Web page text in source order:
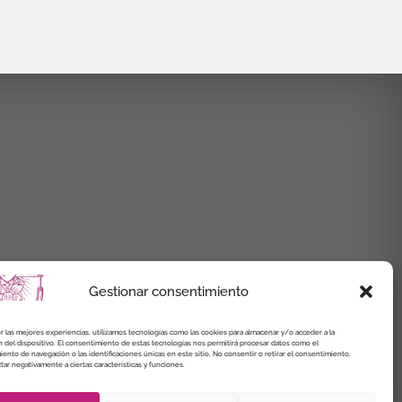
Gestionar consentimiento
las mejores experiencias, utilizamos tecnologías como las cookies para almacenar y/o acceder a la
del dispositivo. El consentimiento de estas tecnologías nos permitirá procesar datos como el
de navegación o las identificaciones únicas en este sitio. No consentir o retirar el consentimiento,
negativamente a ciertas características y funciones.